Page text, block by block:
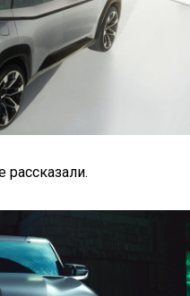
рассказали.